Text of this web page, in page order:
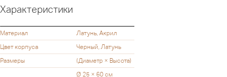
Характеристики
Материал
Латунь, Акрил
Цвет корпуса
Черный, Латунь
Размеры
(Диаметр × Высота)
Ø 25 × 60 см